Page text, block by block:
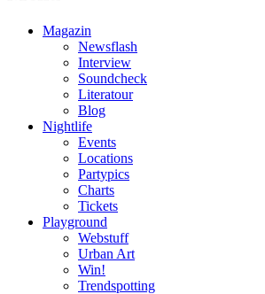
Magazin
Newsflash
Interview
Soundcheck
Literatour
Blog
Nightlife
Events
Locations
Partypics
Charts
Tickets
Playground
Webstuff
Urban Art
Win!
Trendspotting